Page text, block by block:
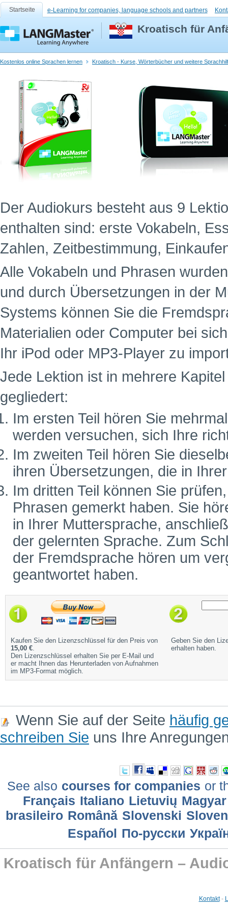
Startseite e-Learning for companies, language schools and partners
Kroatisch für
Kostenlos online Sprachen lernen Kroatisch - Kurse, Wörterbücher und weitere
Der Audiokurs besteht aus 9
enthalten sind: erste Vokabeln,
Zahlen, Zeitbestimmung,
Alle Vokabeln und Phrasen
und durch Übersetzungen in der
Systems können Sie die
Materialien oder Computer bei
Ihr iPod oder MP3-Player zu
Jede Lektion ist in mehrere
gegliedert:
Im ersten Teil hören Sie
werden versuchen, sich Ihre
Im zweiten Teil hören Sie
ihren Übersetzungen, die in
Im dritten Teil können Sie
Phrasen gemerkt haben. Sie
in Ihrer Muttersprache,
der gelernten Sprache. Zum
der Fremdsprache hören um
geantwortet haben.
Kaufen Sie den Lizenzschlüssel für den Preis von
15,00 €.
Den Lizenzschlüssel erhalten Sie per E-Mail und
er macht Ihnen das Herunterladen von Aufnahmen
im MP3-Format möglich.
Geben Sie den
erhalten haben.
Wenn Sie auf der Seite häufig
schreiben Sie uns Ihre
See also courses for companies or
Français Italiano Lietuvių Magyar
brasileiro Română Slovenski
Еspañol По-русски
Kroatisch für Anfängern –
Kontakt-